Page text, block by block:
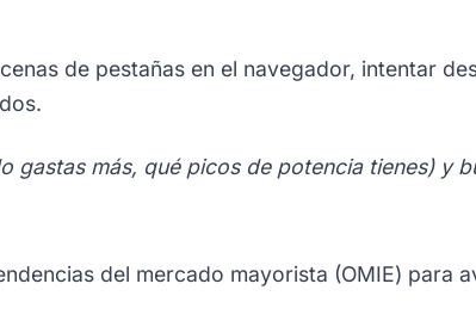
de pestañas en el navegador, intentar
gastas más, qué picos de potencia tienes) y
del mercado mayorista (OMIE) para